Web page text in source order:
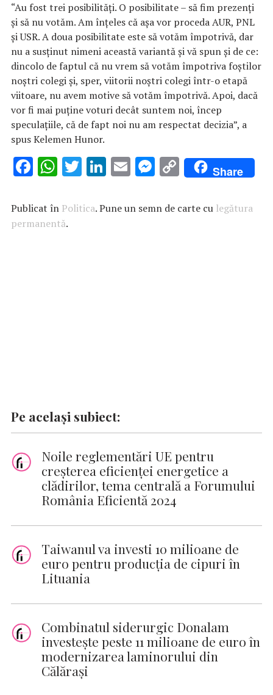
“Au fost trei posibilităţi. O posibilitate – să fim prezenţi
şi să nu votăm. Am înţeles că aşa vor proceda AUR, PNL
şi USR. A doua posibilitate este să votăm împotrivă, dar
nu a susţinut nimeni această variantă şi vă spun şi de ce:
dincolo de faptul că nu vrem să votăm împotriva foştilor
noştri colegi şi, sper, viitorii noştri colegi într-o etapă
viitoare, nu avem motive să votăm împotrivă. Apoi, dacă
vor fi mai puţine voturi decât suntem noi, încep
speculaţiile, că de fapt noi nu am respectat decizia”, a
spus Kelemen Hunor.
F
e
b
W
at
s
T
it
Li
k
E
ai
M
se
C
o
p
Share
Publicat în Politica. Pune un semn de carte cu legătura
permanentă.
Pe același subiect:
Noile reglementări UE pentru
creșterea eficienței energetice a
clădirilor, tema centrală a Forumului
România Eficientă 2024
Taiwanul va investi 10 milioane de
euro pentru producţia de cipuri în
Lituania
Combinatul siderurgic Donalam
investește peste 11 milioane de euro în
modernizarea laminorului din
Călărași